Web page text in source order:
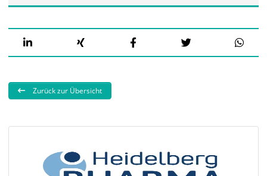
Zurück zur Übersicht